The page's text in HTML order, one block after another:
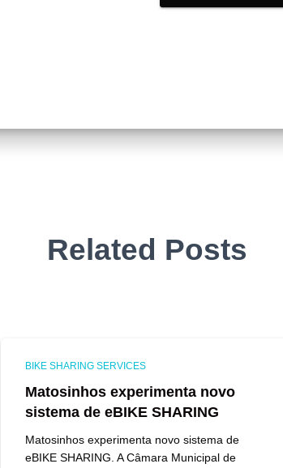
Related Posts
BIKE SHARING SERVICES
Matosinhos experimenta novo
sistema de eBIKE SHARING
Matosinhos experimenta novo sistema de
eBIKE SHARING. A Câmara Municipal de